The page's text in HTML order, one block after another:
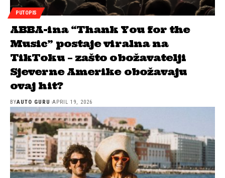
PUTOPIS
ABBA-ina “Thank You for the
Music” postaje viralna na
TikToku – zašto obožavatelji
Sjeverne Amerike obožavaju
ovaj hit?
BYAUTO GURU APRIL 19, 2026